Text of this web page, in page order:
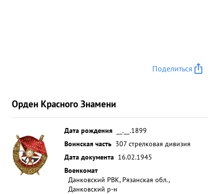
Поделиться
Орден Красного Знамени
Дата рождения
__.__.1899
Воинская часть 307 стрелковая дивизия
Дата документа 16.02.1945
Военкомат
Данковский РВК, Рязанская обл.,
Данковский р-н